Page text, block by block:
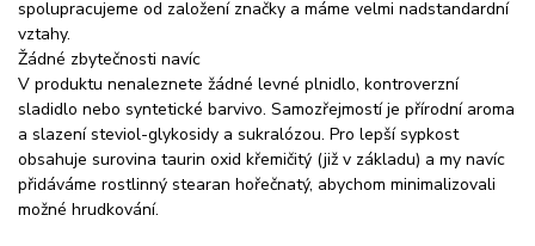
spolupracujeme od založení značky a máme velmi nadstandardní
vztahy.
Žádné zbytečnosti navíc
V produktu nenaleznete žádné levné plnidlo, kontroverzní
sladidlo nebo syntetické barvivo. Samozřejmostí je přírodní aroma
a slazení steviol-glykosidy a sukralózou. Pro lepší sypkost
obsahuje surovina taurin oxid křemičitý (již v základu) a my navíc
přidáváme rostlinný stearan hořečnatý, abychom minimalizovali
možné hrudkování.